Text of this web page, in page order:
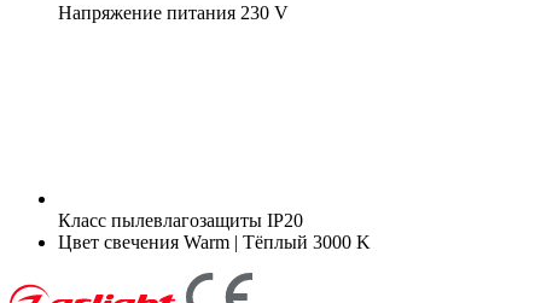
Напряжение питания 230 V
Класс пылевлагозащиты IP20
Цвет свечения Warm | Тёплый 3000 K